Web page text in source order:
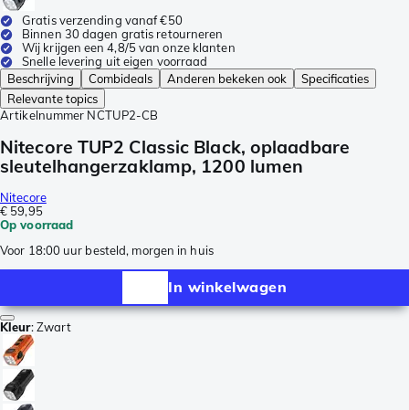
Gratis verzending vanaf €50
Binnen 30 dagen gratis retourneren
Wij krijgen een 4,8/5 van onze klanten
Snelle levering uit eigen voorraad
Beschrijving
Combideals Anderen bekeken ook
Specificaties
Relevante topics
Artikelnummer NCTUP2-CB
Nitecore TUP2 Classic Black, oplaadbare
sleutelhangerzaklamp, 1200 lumen
Nitecore
€ 59,95
Op voorraad
Voor 18:00 uur besteld, morgen in huis
In winkelwagen
Kleur:Zwart